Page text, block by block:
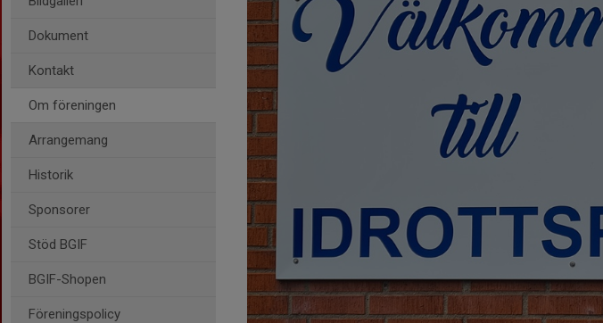
Dokument
Kontakt
Om föreningen
Arrangemang
Historik
Sponsorer
Stöd BGIF
BGIF-Shopen
Föreningspolicy